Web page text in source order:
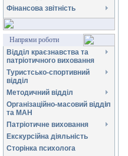
Фінансова звітність
Напрями роботи
Відділ краєзнавства та
патріотичного виховання
Туристсько-спортивний
відділ
Методичний відділ
Організаційно-масовий відділ
та МАН
Патріотичне виховання
Екскурсійна діяльність
Сторінка психолога